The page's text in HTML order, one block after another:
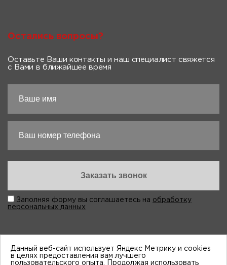
Остались вопросы?
Оставьте Ваши контакты и наш специалист свяжется
с Вами в ближайшее время
Заполняя форму вы соглашаетесь на обработку
персональных данных
Данный веб-сайт использует Яндекс Метрику и cookies
в целях предоставления вам лучшего
пользовательского опыта. Продолжая использовать